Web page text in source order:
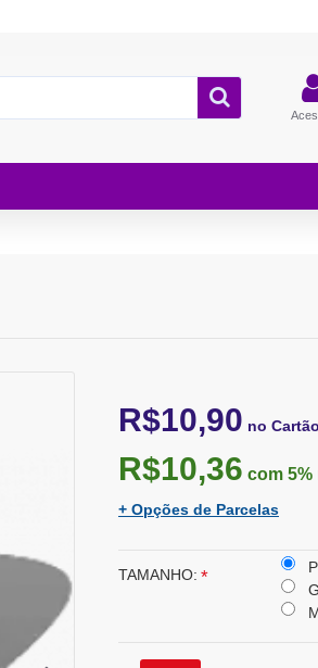
R$10,90 no
R$10,36 com 5%
+ Opções de Parcelas
TAMANHO:
P
G